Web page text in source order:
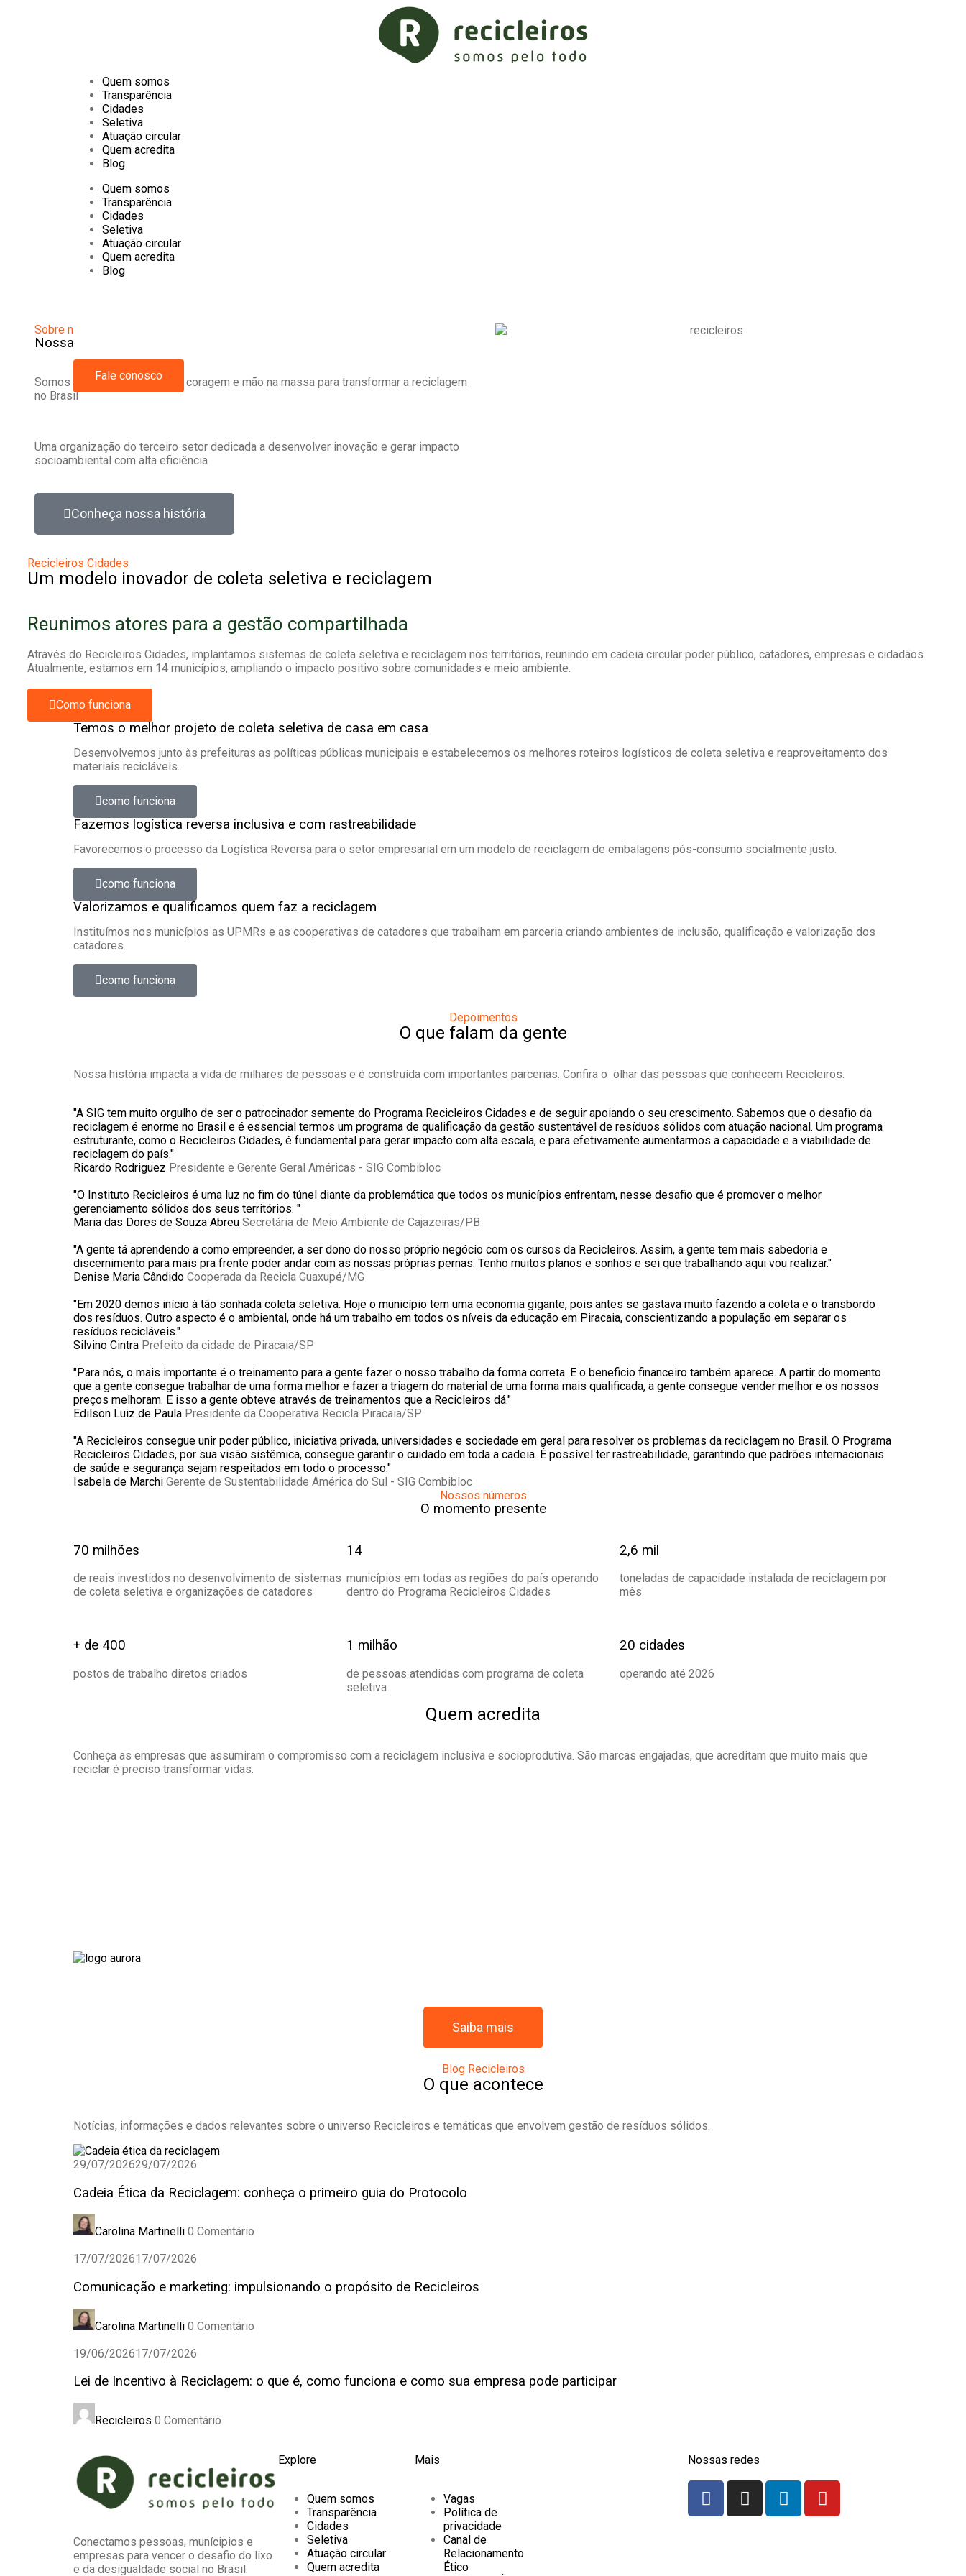
Quem somos
Transparência
Cidades
Seletiva
Atuação circular
Quem acredita
Blog
Quem somos
Transparência
Cidades
Seletiva
Atuação circular
Quem acredita
Blog
Fale conosco
Sobre nós
Nossa história e nossos sonhos
Somos inovação, criatividade, coragem e mão na massa para transformar a reciclagem
no Brasil
Uma organização do terceiro setor dedicada a desenvolver inovação e gerar impacto
socioambiental com alta eficiência
Conheça nossa história
Recicleiros Cidades
Um modelo inovador de coleta seletiva e reciclagem
Reunimos atores para a gestão compartilhada
Através do Recicleiros Cidades, implantamos sistemas de coleta seletiva e reciclagem nos territórios, reunindo em cadeia circular poder público, catadores, empresas e cidadãos.
Atualmente, estamos em 14 municípios, ampliando o impacto positivo sobre comunidades e meio ambiente.
Como funciona
Temos o melhor projeto de coleta seletiva de casa em casa
Desenvolvemos junto às prefeituras as políticas públicas municipais e estabelecemos os melhores roteiros logísticos de coleta seletiva e reaproveitamento dos
materiais recicláveis.
como funciona
Fazemos logística reversa inclusiva e com rastreabilidade
Favorecemos o processo da Logística Reversa para o setor empresarial em um modelo de reciclagem de embalagens pós-consumo socialmente justo.
como funciona
Valorizamos e qualificamos quem faz a reciclagem
Instituímos nos municípios as UPMRs e as cooperativas de catadores que trabalham em parceria criando ambientes de inclusão, qualificação e valorização dos
catadores.
como funciona
Depoimentos
O que falam da gente
Nossa história impacta a vida de milhares de pessoas e é construída com importantes parcerias. Confira o olhar das pessoas que conhecem Recicleiros.
"A SIG tem muito orgulho de ser o patrocinador semente do Programa Recicleiros Cidades e de seguir apoiando o seu crescimento. Sabemos que o desafio da
reciclagem é enorme no Brasil e é essencial termos um programa de qualificação da gestão sustentável de resíduos sólidos com atuação nacional. Um programa
estruturante, como o Recicleiros Cidades, é fundamental para gerar impacto com alta escala, e para efetivamente aumentarmos a capacidade e a viabilidade de
reciclagem do país."
Ricardo Rodriguez Presidente e Gerente Geral Américas - SIG Combibloc
"O Instituto Recicleiros é uma luz no fim do túnel diante da problemática que todos os municípios enfrentam, nesse desafio que é promover o melhor
gerenciamento sólidos dos seus territórios. "
Maria das Dores de Souza Abreu Secretária de Meio Ambiente de Cajazeiras/PB
"A gente tá aprendendo a como empreender, a ser dono do nosso próprio negócio com os cursos da Recicleiros. Assim, a gente tem mais sabedoria e
discernimento para mais pra frente poder andar com as nossas próprias pernas. Tenho muitos planos e sonhos e sei que trabalhando aqui vou realizar."
Denise Maria Cândido Cooperada da Recicla Guaxupé/MG
"Em 2020 demos início à tão sonhada coleta seletiva. Hoje o município tem uma economia gigante, pois antes se gastava muito fazendo a coleta e o transbordo
dos resíduos. Outro aspecto é o ambiental, onde há um trabalho em todos os níveis da educação em Piracaia, conscientizando a população em separar os
resíduos recicláveis."
Silvino Cintra Prefeito da cidade de Piracaia/SP
"Para nós, o mais importante é o treinamento para a gente fazer o nosso trabalho da forma correta. E o beneficio financeiro também aparece. A partir do momento
que a gente consegue trabalhar de uma forma melhor e fazer a triagem do material de uma forma mais qualificada, a gente consegue vender melhor e os nossos
preços melhoram. E isso a gente obteve através de treinamentos que a Recicleiros dá."
Edilson Luiz de Paula Presidente da Cooperativa Recicla Piracaia/SP
"A Recicleiros consegue unir poder público, iniciativa privada, universidades e sociedade em geral para resolver os problemas da reciclagem no Brasil. O Programa
Recicleiros Cidades, por sua visão sistêmica, consegue garantir o cuidado em toda a cadeia. É possível ter rastreabilidade, garantindo que padrões internacionais
de saúde e segurança sejam respeitados em todo o processo."
Isabela de Marchi Gerente de Sustentabilidade América do Sul - SIG Combibloc
Nossos números
O momento presente
70 milhões
de reais investidos no desenvolvimento de sistemas
de coleta seletiva e organizações de catadores
14
municípios em todas as regiões do país operando
dentro do Programa Recicleiros Cidades
2,6 mil
toneladas de capacidade instalada de reciclagem por
mês
+ de 400
postos de trabalho diretos criados
1 milhão
de pessoas atendidas com programa de coleta
seletiva
20 cidades
operando até 2026
Quem acredita
Conheça as empresas que assumiram o compromisso com a reciclagem inclusiva e socioprodutiva. São marcas engajadas, que acreditam que muito mais que
reciclar é preciso transformar vidas.
Saiba mais
Blog Recicleiros
O que acontece
Notícias, informações e dados relevantes sobre o universo Recicleiros e temáticas que envolvem gestão de resíduos sólidos.
29/07/202629/07/2026
Cadeia Ética da Reciclagem: conheça o primeiro guia do Protocolo
Carolina Martinelli 0 Comentário
17/07/202617/07/2026
Comunicação e marketing: impulsionando o propósito de Recicleiros
Carolina Martinelli 0 Comentário
19/06/202617/07/2026
Lei de Incentivo à Reciclagem: o que é, como funciona e como sua empresa pode participar
Recicleiros 0 Comentário
Conectamos pessoas, munícipios e
empresas para vencer o desafio do lixo
e da desigualdade social no Brasil.
Explore
Quem somos
Transparência
Cidades
Seletiva
Atuação circular
Quem acredita
Mais
Vagas
Política de
privacidade
Canal de
Relacionamento
Ético
Nossas redes